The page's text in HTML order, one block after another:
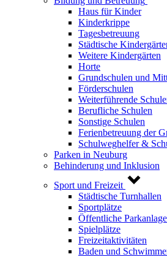
Haus für Kinder
Kinderkrippe
Tagesbetreuung
Städtische
Weitere Kindergärten
Horte
Grundschulen und
Förderschulen
Weiterführende
Berufliche Schulen
Sonstige Schulen
Ferienbetreuung der
Schulweghelfer &
Parken in Neuburg
Behinderung und Inklusion
Sport und Freizeit
Städtische Turnhallen
Sportplätze
Öffentliche
Spielplätze
Freizeitaktivitäten
Baden und